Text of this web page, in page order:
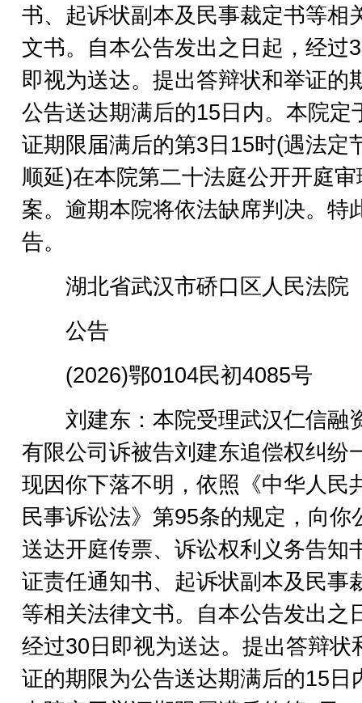
书、起诉状副本及民事裁定书等相
文书。自本公告发出之日起，经过
即视为送达。提出答辩状和举证的
公告送达期满后的15日内。本院定
证期限届满后的第3日15时(遇法定
顺延)在本院第二十法庭公开开庭审
案。逾期本院将依法缺席判决。特
告。
湖北省武汉市硚口区人民法院
公告
(2026)鄂0104民初4085号
刘建东：本院受理武汉仁信融
有限公司诉被告刘建东追偿权纠纷
现因你下落不明，依照《中华人民
民事诉讼法》第95条的规定，向你
送达开庭传票、诉讼权利义务告知
证责任通知书、起诉状副本及民事
等相关法律文书。自本公告发出之
经过30日即视为送达。提出答辩状
证的期限为公告送达期满后的15日